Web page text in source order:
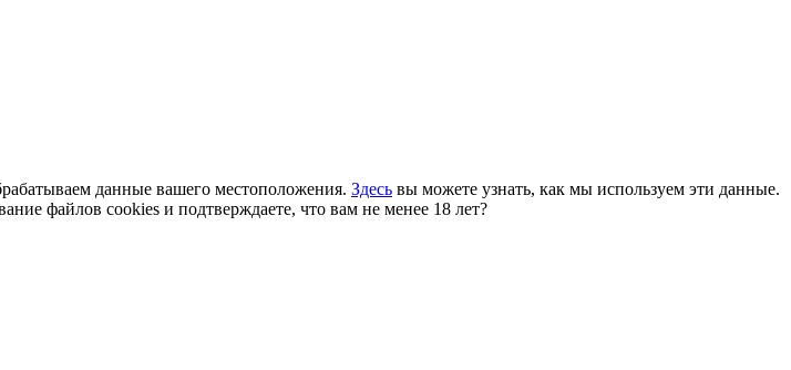
данные вашего местоположения. Здесь вы можете узнать, как мы используем эти данные.
файлов cookies и подтверждаете, что вам не менее 18 лет?